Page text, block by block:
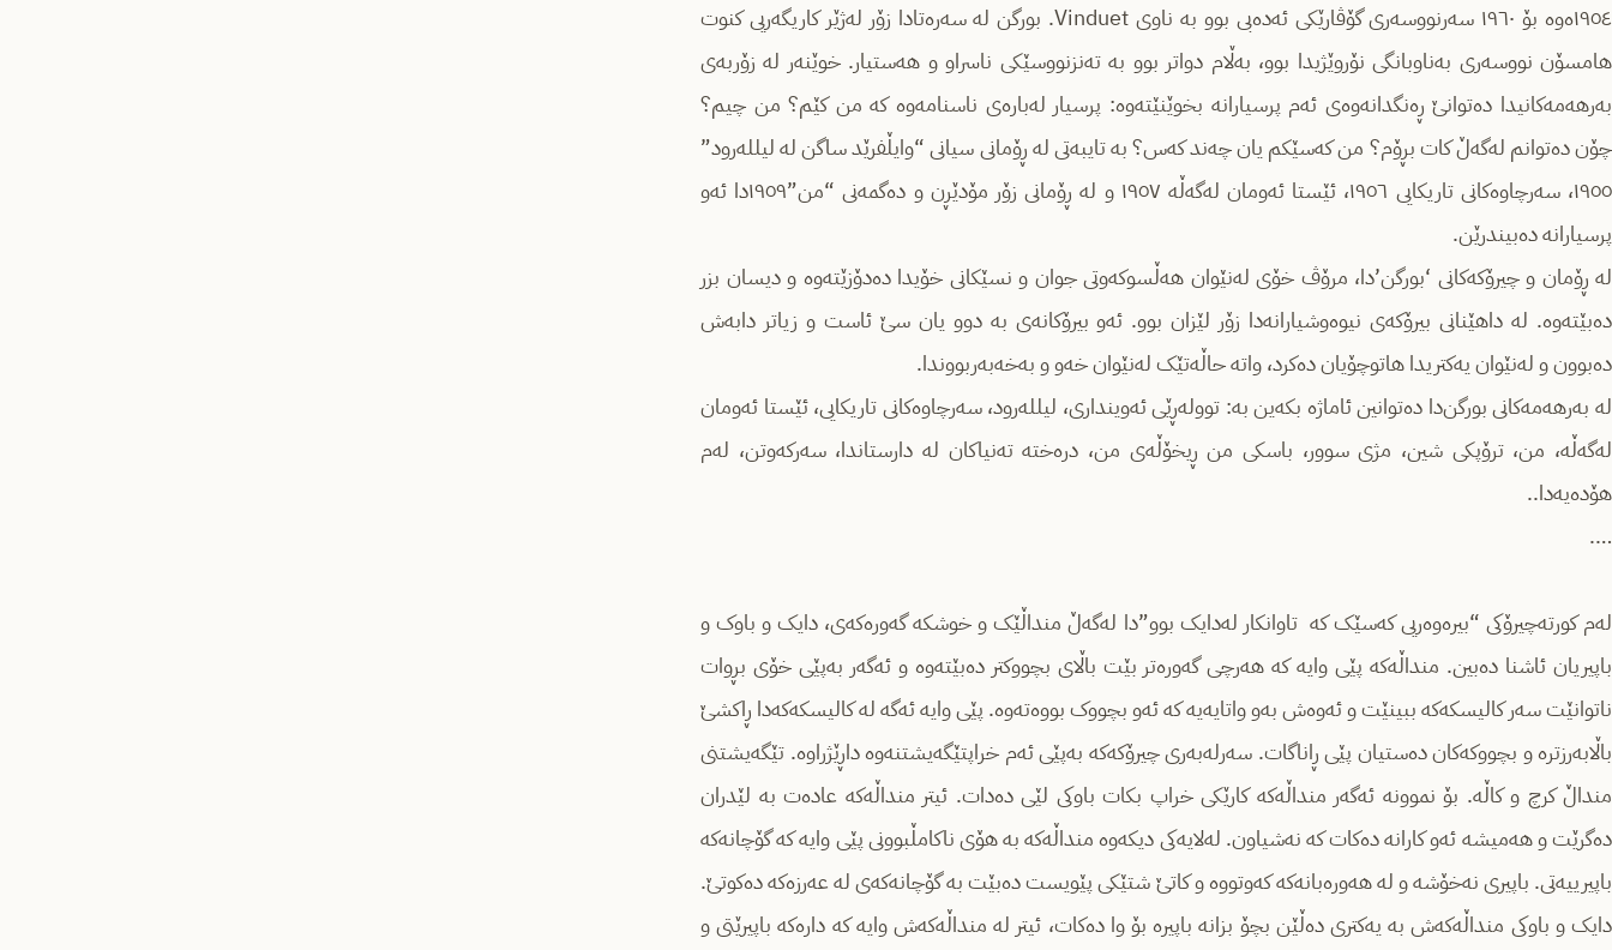
١٩٥٤ەوە بۆ ١٩٦٠ سەرنووسەری گۆڤارێکی ئەدەبی بوو بە ناوی Vinduet. بورگن لە سەرەتادا زۆر لەژێر کاریگەریی کنوت
هامسۆن نووسەری بەناوبانگی نۆروێژیدا بوو، بەڵام دواتر بوو بە تەنزنووسێکی ناسراو و هەستیار. خوێنەر لە زۆربەی
بەرهەمەکانیدا دەتوانێ ڕەنگدانەوەی ئەم پرسیارانە بخوێنێتەوە: پرسیار لەبارەی ناسنامەوە کە من کێم؟ من چیم؟
چۆن دەتوانم لەگەڵ کات بڕۆم؟ من کەسێکم یان چەند کەس؟ بە تایبەتی لە ڕۆمانی سیانی “وایڵفرێد ساگن لە لیللەرود”
١٩٥٥، سەرچاوەکانی تاریکایی ١٩٥٦، ئێستا ئەومان لەگەڵە ١٩٥٧ و لە ڕۆمانی زۆر مۆدێڕن و دەگمەنی “من”١٩٥٩دا ئەو
پرسیارانە دەبیندرێن.
لە ڕۆمان و چیرۆکەکانی ‘بورگن’دا، مرۆڤ خۆی لەنێوان هەڵسوکەوتی جوان و نسێکانی خۆیدا دەدۆزێتەوە و دیسان بزر
دەبێتەوە. لە داهێنانی بیرۆکەی نیوەوشیارانەدا زۆر لێزان بوو. ئەو بیرۆکانەی بە دوو یان سێ ئاست و زیاتر دابەش
دەبوون و لەنێوان یەکتریدا هاتوچۆیان دەکرد، واتە حاڵەتێک لەنێوان خەو و بەخەبەربووندا.
لە بەرهەمەکانی بورگن‌دا دەتوانین ئاماژە بکەین بە: توولەڕێی ئەوینداری، لیللەرود، سەرچاوەکانی تاریکایی، ئێستا ئەومان
لەگەڵە، من، ترۆپکی شین، مژی سوور، باسکی من ڕیخۆڵەی من، درەختە تەنیاکان لە دارستاندا، سەرکەوتن، لەم
هۆدەیەدا..
….
لەم کورتەچیرۆکی “بیرەوەریی کەسێک کە تاوانکار لەدایک بوو”دا لەگەڵ منداڵێک و خوشکە گەورەکەی، دایک و باوک و
باپیریان ئاشنا دەبین. منداڵەکە پێی وایە کە هەرچی گەورەتر بێت باڵای بچووکتر دەبێتەوە و ئەگەر بەپێی خۆی بڕوات
ناتوانێت سەر کالیسکەکە ببینێت و ئەوەش بەو واتایەیە کە ئەو بچووک بووەتەوە. پێی وایە ئەگە لە کالیسکەکەدا ڕاکشێ
باڵابەرزترە و بچووکەکان دەستیان پێی ڕاناگات. سەرلەبەری چیرۆکەکە بەپێی ئەم خراپتێگەیشتنەوە داڕێژراوە. تێگەیشتنی
منداڵ کرچ و کاڵە. بۆ نموونە ئەگەر منداڵەکە کارێکی خراپ بکات باوکی لێی دەدات. ئیتر منداڵەکە عادەت بە لێدران
دەگرێت و هەمیشە ئەو کارانە دەکات کە نەشیاون. لەلایەکی دیکەوە منداڵەکە بە هۆی ناکامڵبوونی پێی وایە کە گۆچانەکە
باپیرییەتی. باپیری نەخۆشە و لە هەورەبانەکە کەوتووە و کاتێ شتێکی پێویست دەبێت بە گۆچانەکەی لە عەرزەکە دەکوتێ.
دایک و باوکی منداڵەکەش بە یەکتری دەڵێن بچۆ بزانە باپیرە بۆ وا دەکات، ئیتر لە منداڵەکەش وایە کە دارەکە باپیرێتی و